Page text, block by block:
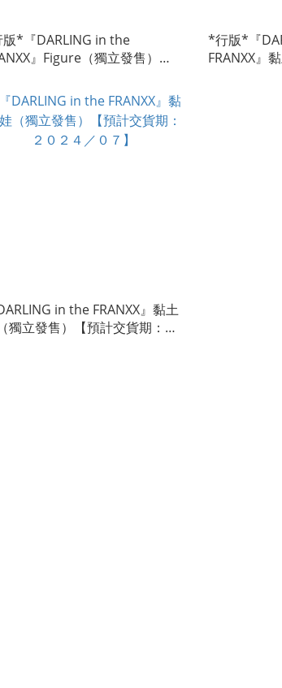
*『DARLING in the
』Figure（獨立發售）
４／１０】
*行版*『
FRANXX』
in the FRANXX』黏土
獨立發售）【預計交貨期：２